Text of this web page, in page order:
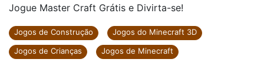
Jogue Master Craft Grátis e Divirta-se!
Jogos de Construção
Jogos do Minecraft 3D
Jogos de Crianças
Jogos de Minecraft